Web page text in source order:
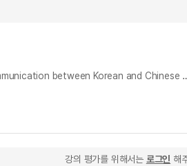
한·중 문화 간 비즈니스 커뮤니케이션 수행 요인에 대한 상호 인식 연구 = A Study
강의 평가를 위해서는 로그인 해